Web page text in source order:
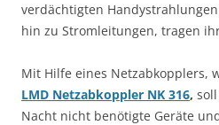
verdächtigten
hin zu Stromleitungen, tragen
Mit Hilfe eines Netzabkopplers,
LMD Netzabkoppler NK 316,
Nacht nicht benötigte Geräte